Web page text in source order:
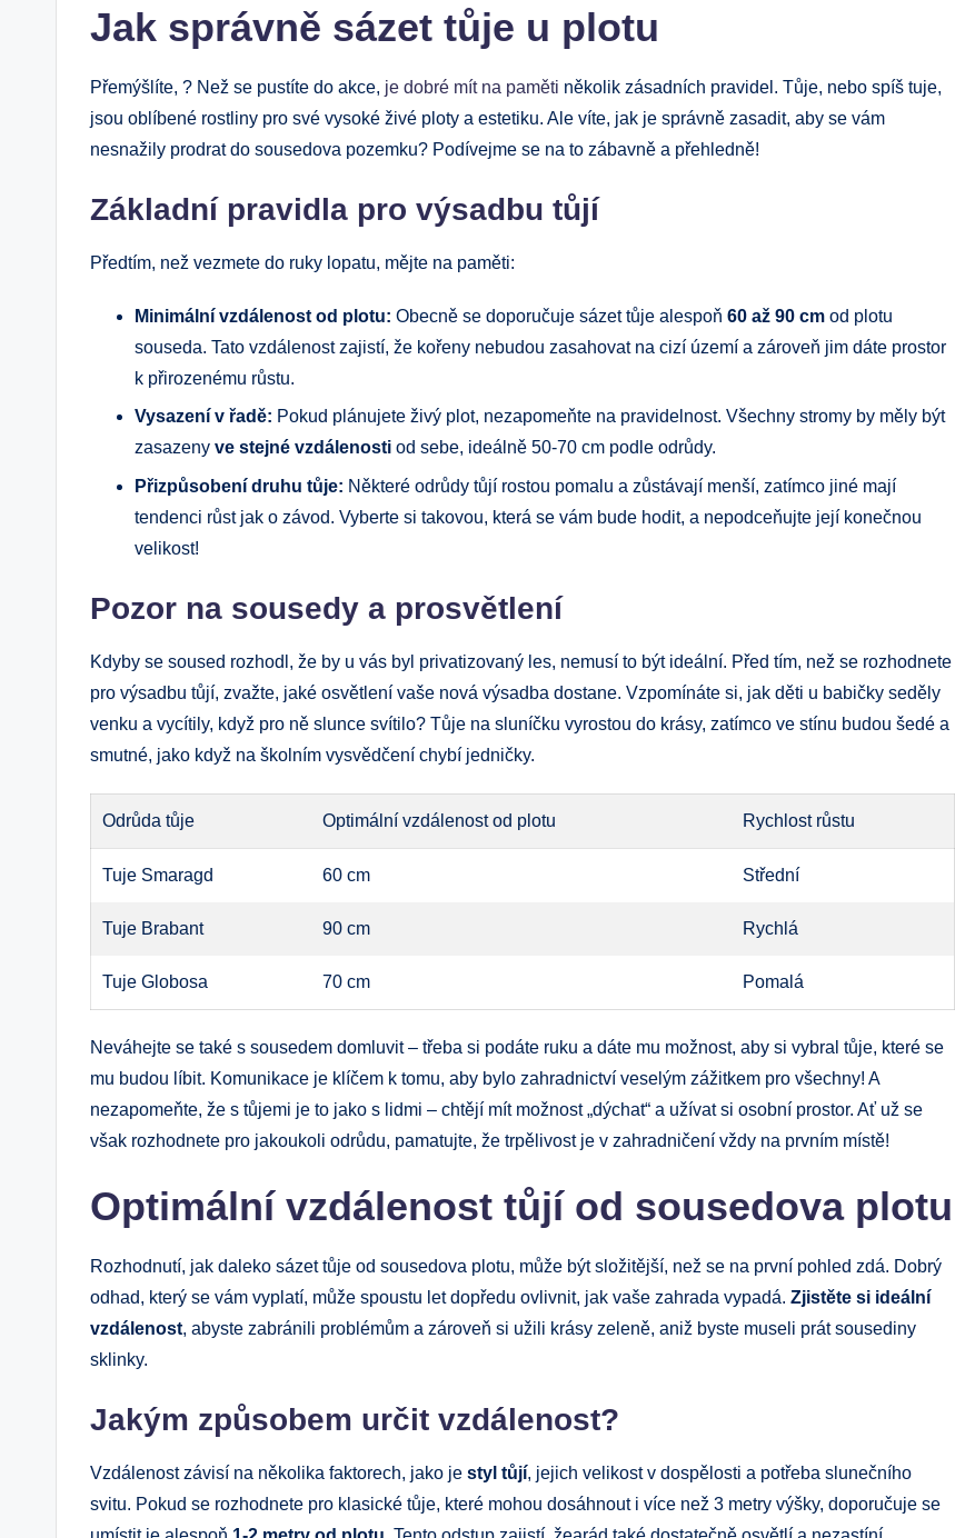
Jak správně sázet tůje u plotu
Přemýšlíte, ? Než se pustíte do akce, je dobré mít na paměti několik zásadních pravidel. Tůje, nebo spíš tuje,
jsou oblíbené rostliny pro své vysoké živé ploty a estetiku. Ale víte, jak je správně zasadit, aby se vám
nesnažily prodrat do sousedova pozemku? Podívejme se na to zábavně a přehledně!
Základní pravidla pro výsadbu tůjí
Předtím, než vezmete do ruky lopatu, mějte na paměti:
Minimální vzdálenost od plotu: Obecně se doporučuje sázet tůje alespoň 60 až 90 cm od plotu
souseda. Tato vzdálenost zajistí, že kořeny nebudou zasahovat na cizí území a zároveň jim dáte prostor
k přirozenému růstu.
Vysazení v řadě: Pokud plánujete živý plot, nezapomeňte na pravidelnost. Všechny stromy by měly být
zasazeny ve stejné vzdálenosti od sebe, ideálně 50-70 cm podle odrůdy.
Přizpůsobení druhu tůje: Některé odrůdy tůjí rostou pomalu a zůstávají menší, zatímco jiné mají
tendenci růst jak o závod. Vyberte si takovou, která se vám bude hodit, a nepodceňujte její konečnou
velikost!
Pozor na sousedy a prosvětlení
Kdyby se soused rozhodl, že by u vás byl privatizovaný les, nemusí to být ideální. Před tím, než se rozhodnete
pro výsadbu tůjí, zvažte, jaké osvětlení vaše nová výsadba dostane. Vzpomínáte si, jak děti u babičky seděly
venku a vycítily, když pro ně slunce svítilo? Tůje na sluníčku vyrostou do krásy, zatímco ve stínu budou šedé a
smutné, jako když na školním vysvědčení chybí jedničky.
Odrůda tůje Optimální vzdálenost od plotu Rychlost růstu
Tuje Smaragd 60 cm Střední
Tuje Brabant 90 cm Rychlá
Tuje Globosa 70 cm Pomalá
Neváhejte se také s sousedem domluvit – třeba si podáte ruku a dáte mu možnost, aby si vybral tůje, které se
mu budou líbit. Komunikace je klíčem k tomu, aby bylo zahradnictví veselým zážitkem pro všechny! A
nezapomeňte, že s tůjemi je to jako s lidmi – chtějí mít možnost „dýchat“ a užívat si osobní prostor. Ať už se
však rozhodnete pro jakoukoli odrůdu, pamatujte, že trpělivost je v zahradničení vždy na prvním místě!
Optimální vzdálenost tůjí od sousedova plotu
Rozhodnutí, jak daleko sázet tůje od sousedova plotu, může být složitější, než se na první pohled zdá. Dobrý
odhad, který se vám vyplatí, může spoustu let dopředu ovlivnit, jak vaše zahrada vypadá. Zjistěte si ideální
vzdálenost, abyste zabránili problémům a zároveň si užili krásy zeleně, aniž byste museli prát sousediny
sklinky.
Jakým způsobem určit vzdálenost?
Vzdálenost závisí na několika faktorech, jako je styl tůjí, jejich velikost v dospělosti a potřeba slunečního
svitu. Pokud se rozhodnete pro klasické tůje, které mohou dosáhnout i více než 3 metry výšky, doporučuje se